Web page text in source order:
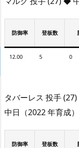
防御率 登板数
12.00 5 0
タバーレス 投手
中日（2022 年育成）
防御率 登板数